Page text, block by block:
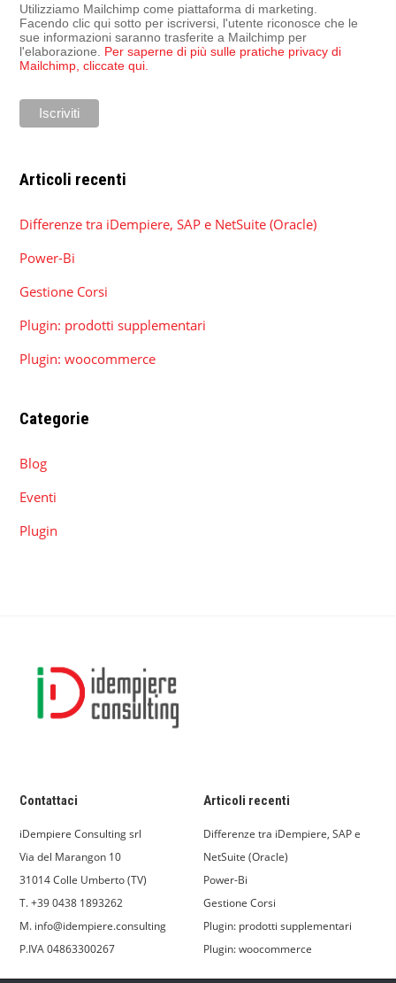
Utilizziamo Mailchimp come piattaforma di marketing.
Facendo clic qui sotto per iscriversi, l'utente riconosce che le
sue informazioni saranno trasferite a Mailchimp per
l'elaborazione. Per saperne di più sulle pratiche privacy di
Mailchimp, cliccate qui.
Articoli recenti
Differenze tra iDempiere, SAP e NetSuite (Oracle)
Power-Bi
Gestione Corsi
Plugin: prodotti supplementari
Plugin: woocommerce
Categorie
Blog
Eventi
Plugin
Contattaci
iDempiere Consulting srl
Via del Marangon 10
31014 Colle Umberto (TV)
T. +39 0438 1893262
M. info@idempiere.consulting
P.IVA 04863300267
Articoli recenti
Differenze tra iDempiere, SAP e
NetSuite (Oracle)
Power-Bi
Gestione Corsi
Plugin: prodotti supplementari
Plugin: woocommerce